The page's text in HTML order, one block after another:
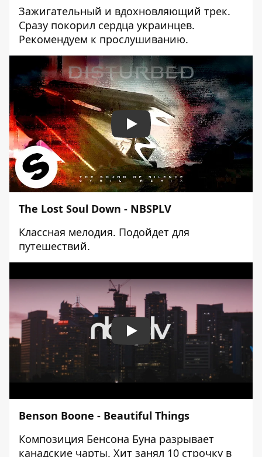
Зажигательный и вдохновляющий трек.
Сразу покорил сердца украинцев.
Рекомендуем к прослушиванию.
Play
The Lost Soul Down - NBSPLV
Классная мелодия. Подойдет для
путешествий.
Play
Benson Boone - Beautiful Things
Композиция Бенсона Буна разрывает
канадские чарты. Хит занял 10 строчку в